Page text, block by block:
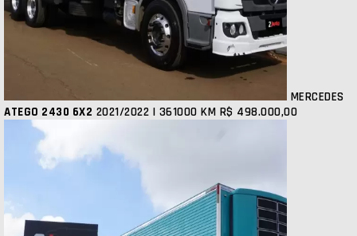
MERCEDES
ATEGO 2430 6X2 2021/2022 | 361000 KM R$ 498.000,00